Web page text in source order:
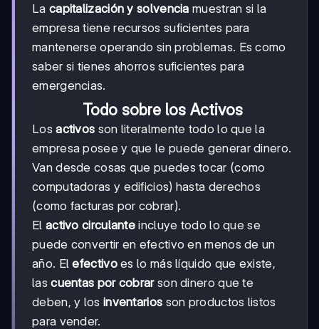
La capitalización y solvencia muestran si la
empresa tiene recursos suficientes para
mantenerse operando sin problemas. Es como
saber si tienes ahorros suficientes para
emergencias.
Todo sobre los Activos
Losactivos son literalmente todo lo que la
empresa posee y que le puede generar dinero.
Van desde cosas que puedes tocar (como
computadoras y edificios) hasta derechos
(como facturas por cobrar).
El activo circulante incluye todo lo que se
puede convertir en efectivo en menos de un
año. Elefectivoes lo más líquido que existe,
lascuentas por cobrarson dinero que te
deben, y los inventarios son productos listos
para vender.